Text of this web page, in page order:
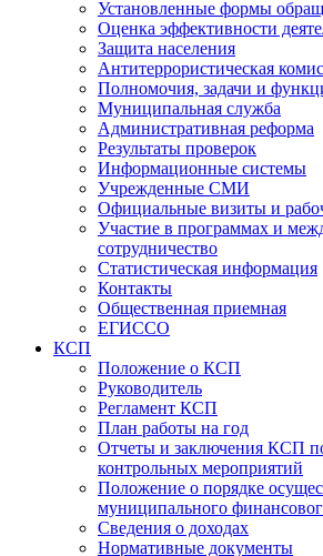
Установленные формы
Оценка эффективности
Защита населения
Антитеррористическая
Полномочия, задачи и
Муниципальная служба
Административная реформа
Результаты проверок
Информационные системы
Учрежденные СМИ
Официальные визиты и
Участие в программах и
сотрудничество
Статистическая информация
Контакты
Общественная приемная
ЕГИССО
КСП
Положение о КСП
Руководитель
Регламент КСП
План работы на год
Отчеты и заключения КСП
контрольных мероприятий
Положение о порядке
муниципального
Сведения о доходах
Нормативные документы